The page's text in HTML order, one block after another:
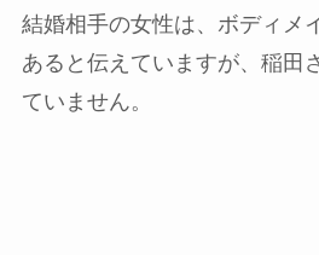
結婚相手の女性は、ボディメ
あると伝えていますが、稲田
ていません。